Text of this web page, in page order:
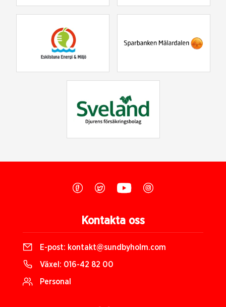
Kontakta oss
E-post: kontakt@sundbyholm.com
Växel: 016-42 82 00
Personal